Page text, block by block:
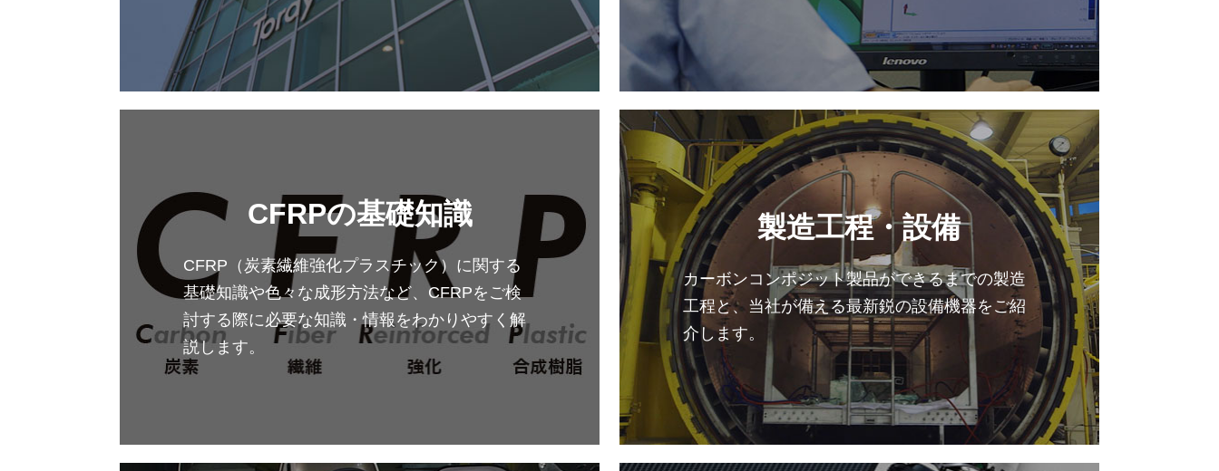
CFRPの基礎知識
CFRP（炭素繊維強化プラスチック）に関する
基礎知識や色々な成形方法など、CFRPをご検
討する際に必要な知識・情報をわかりやすく解
説します。
製造工程・設備
カーボンコンポジット製品ができるまでの製造
工程と、当社が備える最新鋭の設備機器をご紹
介します。